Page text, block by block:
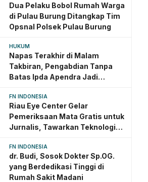
Dua Pelaku Bobol Rumah Warga
di Pulau Burung Ditangkap Tim
Opsnal Polsek Pulau Burung
HUKUM
Napas Terakhir di Malam
Takbiran, Pengabdian Tanpa
Batas Ipda Apendra Jadi
FN INDONESIA
Riau Eye Center Gelar
Pemeriksaan Mata Gratis untuk
Jurnalis, Tawarkan Teknologi
FN INDONESIA
dr. Budi, Sosok Dokter Sp.OG.
yang Berdedikasi Tinggi di
Rumah Sakit Madani